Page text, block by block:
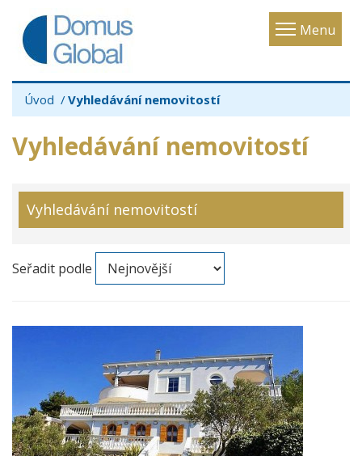
Menu
Toggle
Úvod Vyhledávání nemovitostí
Vyhledávání nemovitostí
Vyhledávání nemovitostí
Seřadit podle